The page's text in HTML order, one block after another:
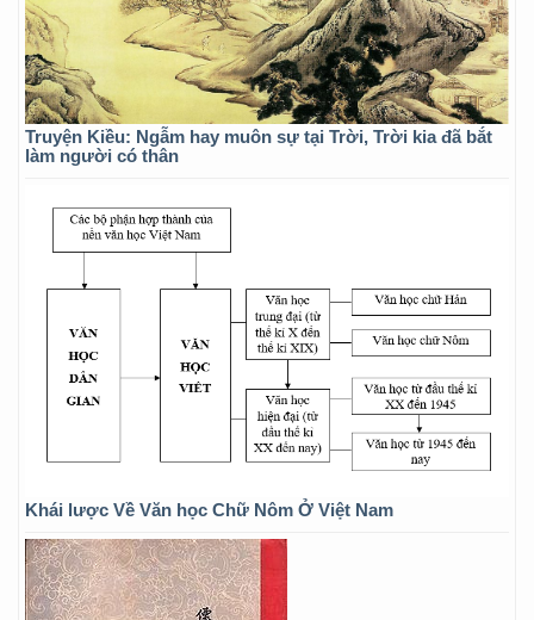
Truyện Kiều: Ngẫm hay muôn sự tại Trời, Trời kia đã bắt
làm người có thân
Khái lược Về Văn học Chữ Nôm Ở Việt Nam